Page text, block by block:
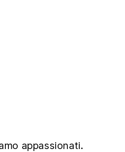
appassionati.